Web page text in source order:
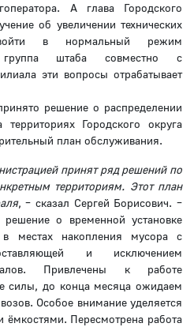
А глава Городского
об увеличении технических
в нормальный режим
группа штаба совместно с
эти вопросы отрабатывает
решение о распределении
Городского округа
план обслуживания.
принят ряд решений по
территориям. Этот план
, – сказал Сергей Борисович. –
о временной установке
в местах накопления мусора с
и исключением
Привлечены к работе
силы, до конца месяца ожидаем
Особое внимание уделяется
Пересмотрена работа